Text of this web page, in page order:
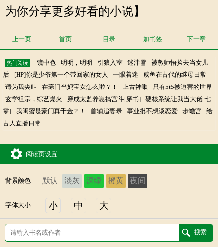
为你分享更多好看的小说】
上一页 首页 目录 加书签 下一章
热门阅读 镜中色 明明，明明 引狼入室 迷津雪
被教师悟捡去当女儿
后
[HP]你是少爷第一个带回家的女人 一眼着迷
咸鱼在古代的继母日常
请为我尖叫
在豪门当妈宝女怎么啦？！ 上古神啾
只有5t5被迫害的世界
玄学祖宗，综艺爆火
穿成太监养崽搞宫斗[穿书]
硬核系统让我当大佬[七
零]
我闺蜜是豪门真千金？！ 首辅追妻录 事业批不想谈恋爱 步蟾宫
给
古人直播日常
阅读页设置
背景颜色 默认 淡灰 深绿 橙黄 夜间
字体大小 小 中 大